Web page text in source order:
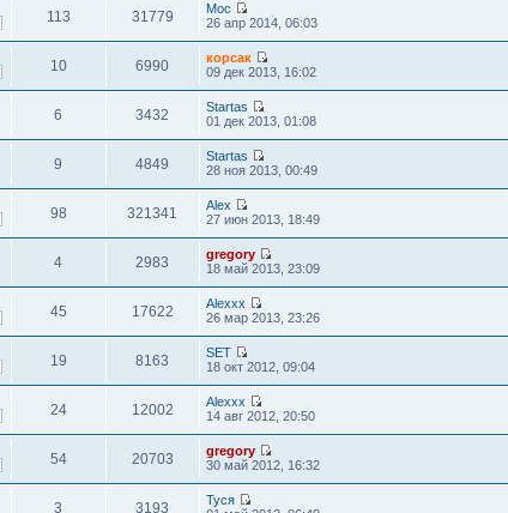
113 31779
Мос
26 апр 2014, 06:03
10 6990
корсак
09 дек 2013, 16:02
6 3432
Startas
01 дек 2013, 01:08
9 4849
Startas
28 ноя 2013, 00:49
98 321341
Alex
27 июн 2013, 18:49
4 2983
gregory
18 май 2013, 23:09
45 17622
Alexxx
26 мар 2013, 23:26
19 8163
SET
18 окт 2012, 09:04
24 12002
Alexxx
14 авг 2012, 20:50
54 20703
gregory
30 май 2012, 16:32
3 3193
Туся